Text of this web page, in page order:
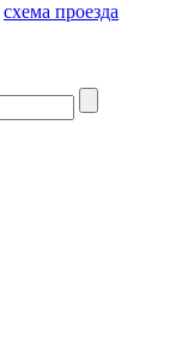
схема проезда